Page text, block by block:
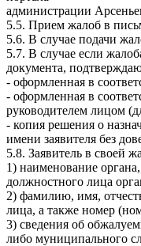
администрации
5.5. Прием жалоб в
5.6. В случае подачи
5.7. В случае если
документа,
- оформленная в
- оформленная в
руководителем лицом
- копия решения о
имени заявителя без
5.8. Заявитель в своей
1) наименование
должностного лица
2) фамилию, имя,
лица, а также номер
3) сведения об
либо муниципального